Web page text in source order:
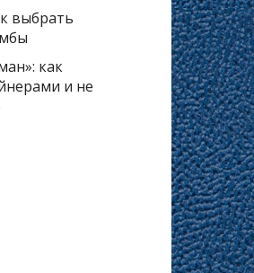
выбрать
как
и не